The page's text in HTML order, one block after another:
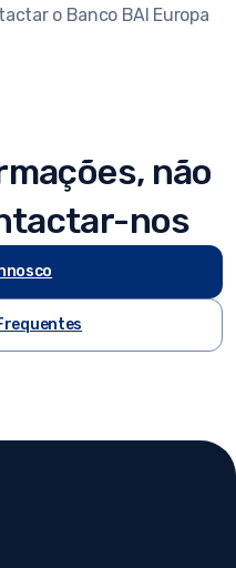
o Banco BAI Europa
não
nos